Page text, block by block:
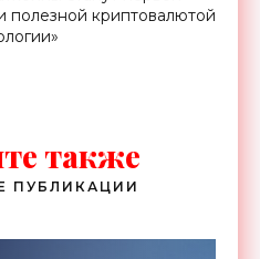
полезной криптовалютой
также
ПУБЛИКАЦИИ